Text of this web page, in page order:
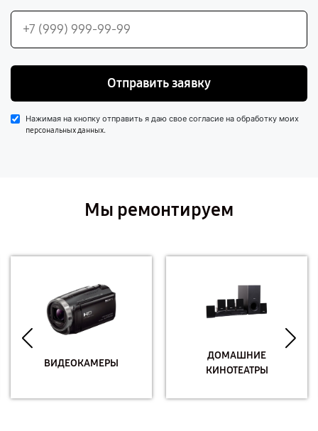
Отправить заявку
Нажимая на кнопку отправить я даю свое согласие на обработку моих
персональных данных.
Мы ремонтируем
ВИДЕОКАМЕРЫ
ДОМАШНИЕ
КИНОТЕАТРЫ